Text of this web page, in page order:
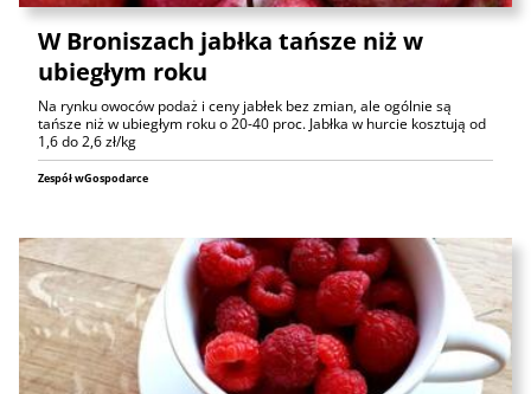
W Broniszach jabłka tańsze niż w
ubiegłym roku
Na rynku owoców podaż i ceny jabłek bez zmian, ale ogólnie są
tańsze niż w ubiegłym roku o 20-40 proc. Jabłka w hurcie kosztują od
1,6 do 2,6 zł/kg
Zespół wGospodarce